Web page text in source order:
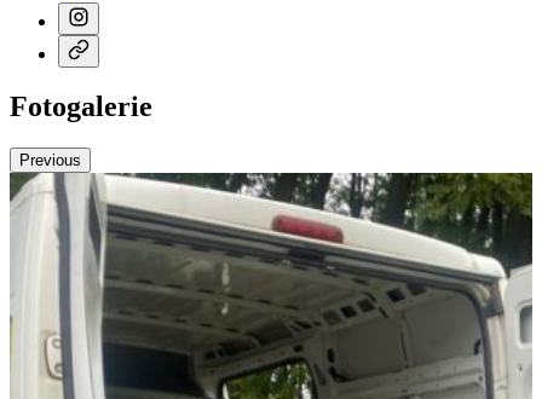
Fotogalerie
Previous